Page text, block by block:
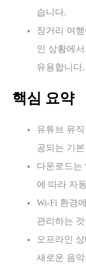
습니다.
장거리 여
인 상황에
유용합니다.
핵심 요약
유튜브 뮤
공되는 기
다운로드는
에 따라 자
Wi-Fi 환경
관리하는
오프라인
새로운 음